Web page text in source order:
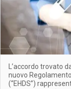
L’accordo trovato
nuovo
(“EHDS”)